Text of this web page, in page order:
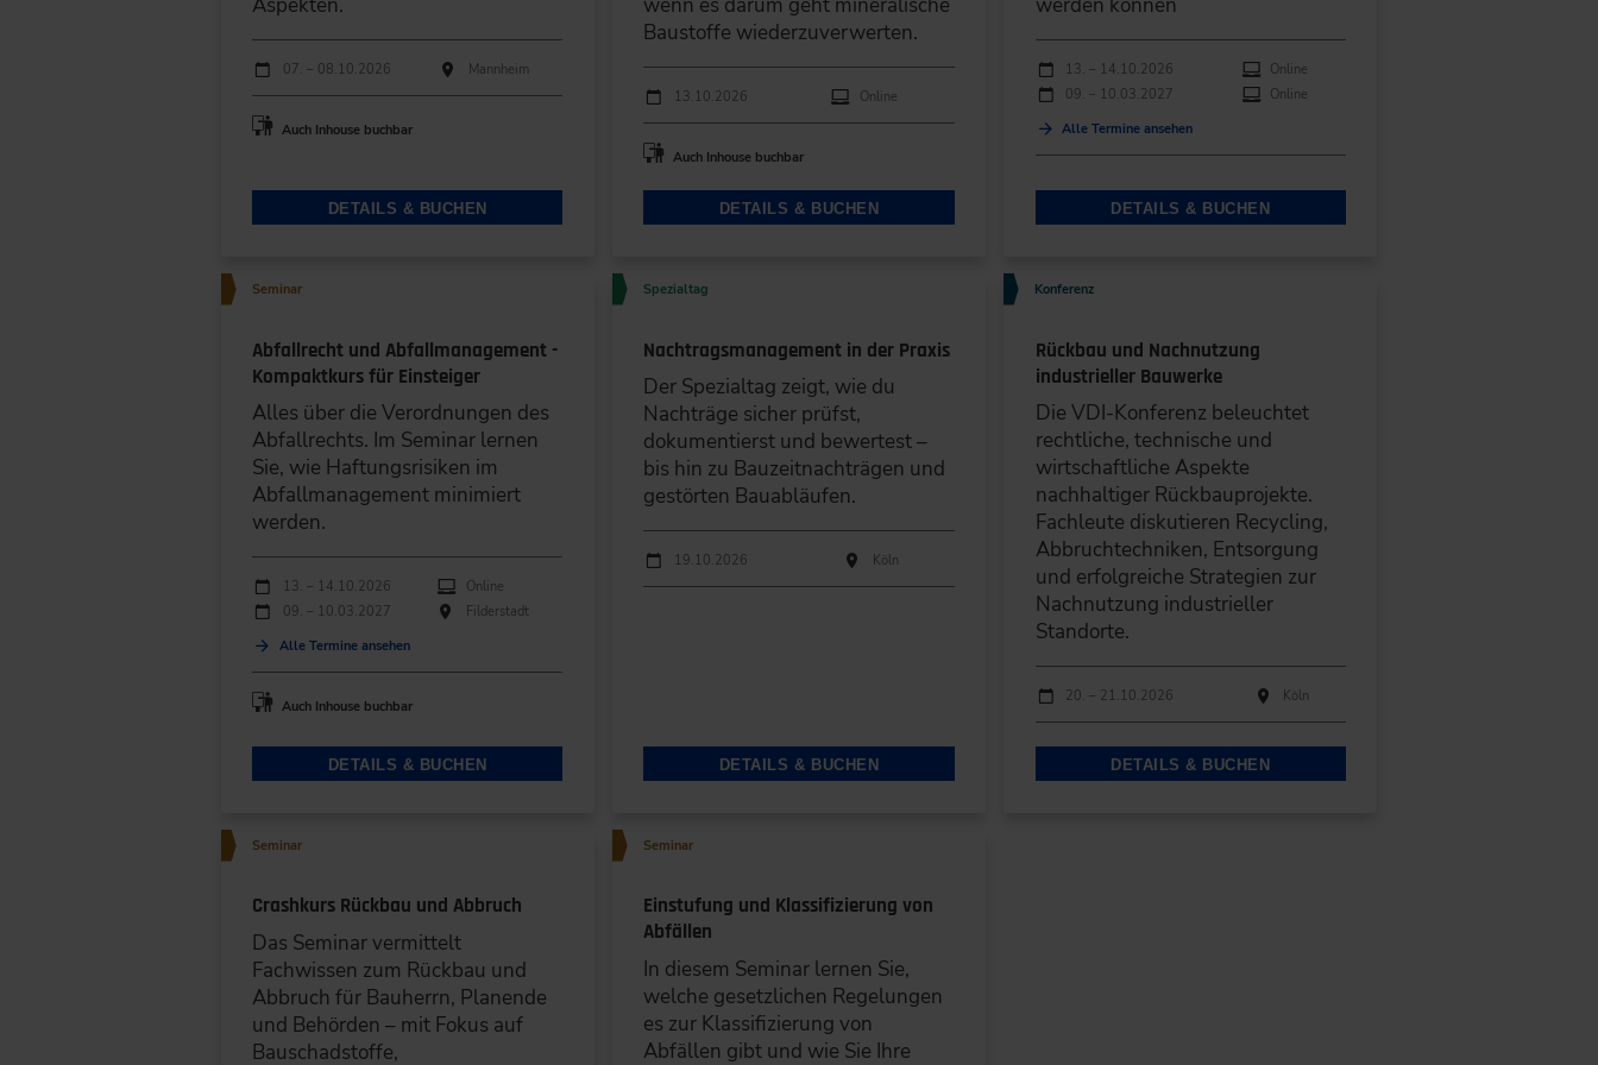
Aspekten.
Durchführungen
Veranstaltungsdatum Veranstaltungsort
07. – 08.10.2026 Mannheim
Auch Inhouse buchbar
DETAILS & BUCHEN
wenn es darum geht mineralische
Baustoffe wiederzuverwerten.
Durchführungen
Veranstaltungsdatum Veranstaltungsort
13.10.2026 Online
Auch Inhouse buchbar
DETAILS & BUCHEN
werden können
Durchführungen
Veranstaltungsdatum Veranstaltungsort
13. – 14.10.2026
Online
09. – 10.03.2027
Online
Alle Termine ansehen
DETAILS & BUCHEN
Seminar
Abfallrecht und Abfallmanagement -
Kompaktkurs für Einsteiger
Alles über die Verordnungen des
Abfallrechts. Im Seminar lernen
Sie, wie Haftungsrisiken im
Abfallmanagement minimiert
werden.
Durchführungen
Veranstaltungsdatum Veranstaltungsort
13. – 14.10.2026
Online
09. – 10.03.2027
Filderstadt
Alle Termine ansehen
Auch Inhouse buchbar
DETAILS & BUCHEN
Spezialtag
Nachtragsmanagement in der Praxis
Der Spezialtag zeigt, wie du
Nachträge sicher prüfst,
dokumentierst und bewertest –
bis hin zu Bauzeitnachträgen und
gestörten Bauabläufen.
Durchführungen
Veranstaltungsdatum Veranstaltungsort
19.10.2026 Köln
DETAILS & BUCHEN
Konferenz
Rückbau und Nachnutzung
industrieller Bauwerke
Die VDI-Konferenz beleuchtet
rechtliche, technische und
wirtschaftliche Aspekte
nachhaltiger Rückbauprojekte.
Fachleute diskutieren Recycling,
Abbruchtechniken, Entsorgung
und erfolgreiche Strategien zur
Nachnutzung industrieller
Standorte.
Durchführungen
Veranstaltungsdatum Veranstaltungsort
20. – 21.10.2026 Köln
DETAILS & BUCHEN
Seminar
Crashkurs Rückbau und Abbruch
Das Seminar vermittelt
Fachwissen zum Rückbau und
Abbruch für Bauherrn, Planende
und Behörden – mit Fokus auf
Bauschadstoffe,
Seminar
Einstufung und Klassifizierung von
Abfällen
In diesem Seminar lernen Sie,
welche gesetzlichen Regelungen
es zur Klassifizierung von
Abfällen gibt und wie Sie Ihre